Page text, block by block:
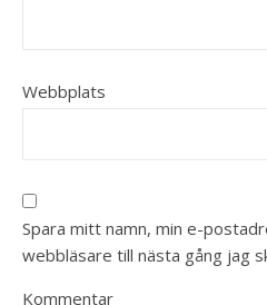
Webbplats
Spara mitt namn, min e-
webbläsare till nästa gång jag
Kommentar